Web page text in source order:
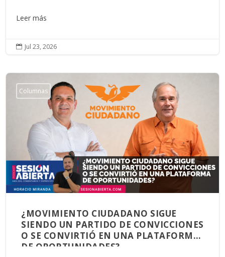
Leer más
 Jul 23, 2026
Columnas
¿MOVIMIENTO CIUDADANO SIGUE
SIENDO UN PARTIDO DE CONVICCIONES
O SE CONVIRTIÓ EN UNA PLATAFORMA
DE OPORTUNIDADES?